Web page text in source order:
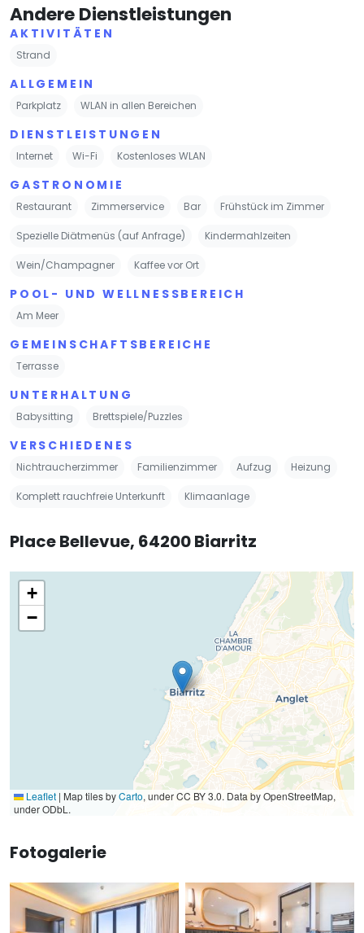
Andere Dienstleistungen
AKTIVITÄTEN
Strand
ALLGEMEIN
Parkplatz WLAN in allen Bereichen
DIENSTLEISTUNGEN
Internet Wi-Fi Kostenloses WLAN
GASTRONOMIE
Restaurant Zimmerservice Bar Frühstück im Zimmer
Spezielle Diätmenüs (auf Anfrage) Kindermahlzeiten
Wein/Champagner Kaffee vor Ort
POOL- UND WELLNESSBEREICH
Am Meer
GEMEINSCHAFTSBEREICHE
Terrasse
UNTERHALTUNG
Babysitting Brettspiele/Puzzles
VERSCHIEDENES
Nichtraucherzimmer Familienzimmer Aufzug Heizung
Komplett rauchfreie Unterkunft Klimaanlage
Place Bellevue, 64200 Biarritz
+
−
Leaflet | Map tiles byCarto, under CC BY 3.0. Data by OpenStreetMap,
under ODbL.
Fotogalerie